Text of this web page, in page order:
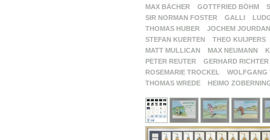
MAX BÄCHER
GOTTFRIED BÖHM
SIR NORMAN FOSTER
GALLI
THOMAS HUBER
JOCHEM JOURDAN
STEFAN KUERTEN
THEO KUIJPERS
MATT MULLICAN
MAX NEUMANN
PETER REUTER
GERHARD RICHTER
ROSEMARIE TROCKEL
WOLFGANG
THOMAS WREDE
HEIMO